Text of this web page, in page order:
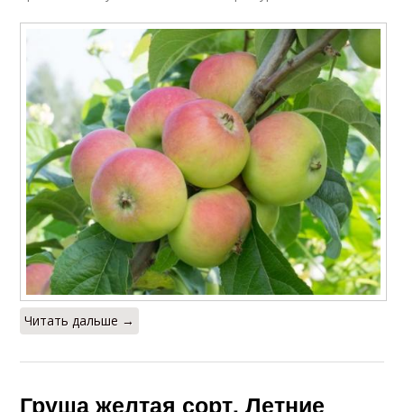
Читать дальше →
Груша желтая сорт. Летние